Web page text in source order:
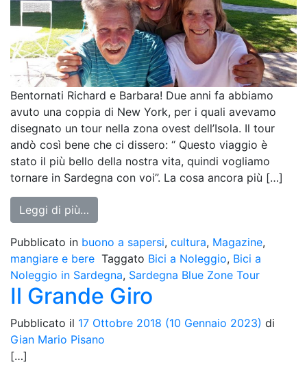
Bentornati Richard e Barbara! Due anni fa abbiamo
avuto una coppia di New York, per i quali avevamo
disegnato un tour nella zona ovest dell’Isola. Il tour
andò così bene che ci dissero: “ Questo viaggio è
stato il più bello della nostra vita, quindi vogliamo
tornare in Sardegna con voi”. La cosa ancora più […]
Leggi di più…
Pubblicato in buono a sapersi, cultura, Magazine,
mangiare e bere Taggato Bici a Noleggio, Bici a
Noleggio in Sardegna, Sardegna Blue Zone Tour
Il Grande Giro
Pubblicato il 17 Ottobre 2018 (10 Gennaio 2023) di
Gian Mario Pisano
[…]